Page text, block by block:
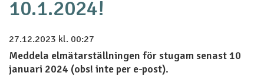
10.1.2024!
27.12.2023 kl. 00:27
Meddela elmätarställningen för stugam senast 10
januari 2024 (obs! inte per e-post).